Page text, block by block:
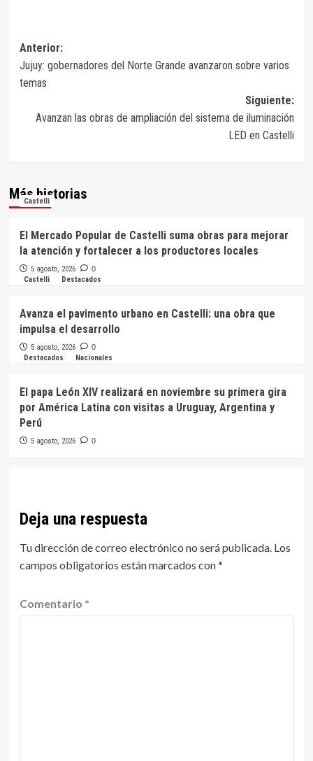
Navegación
de
Anterior:
Jujuy: gobernadores del Norte Grande avanzaron sobre varios
temas
Siguiente:
Avanzan las obras de ampliación del sistema de iluminación
LED en Castelli
Más historias
Castelli
El Mercado Popular de Castelli suma obras para mejorar
la atención y fortalecer a los productores locales
5 agosto, 2026 0
Castelli Destacados
Avanza el pavimento urbano en Castelli: una obra que
impulsa el desarrollo
5 agosto, 2026 0
Destacados Nacionales
El papa León XIV realizará en noviembre su primera gira
por América Latina con visitas a Uruguay, Argentina y
Perú
5 agosto, 2026 0
Deja una respuesta
Tu dirección de correo electrónico no será publicada. Los
campos obligatorios están marcados con*
Comentario *